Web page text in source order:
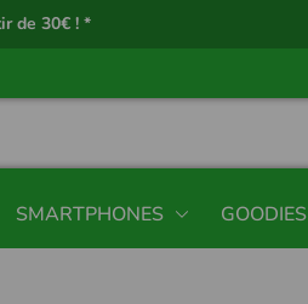
de 30€ ! *
SMARTPHONES GOODIES